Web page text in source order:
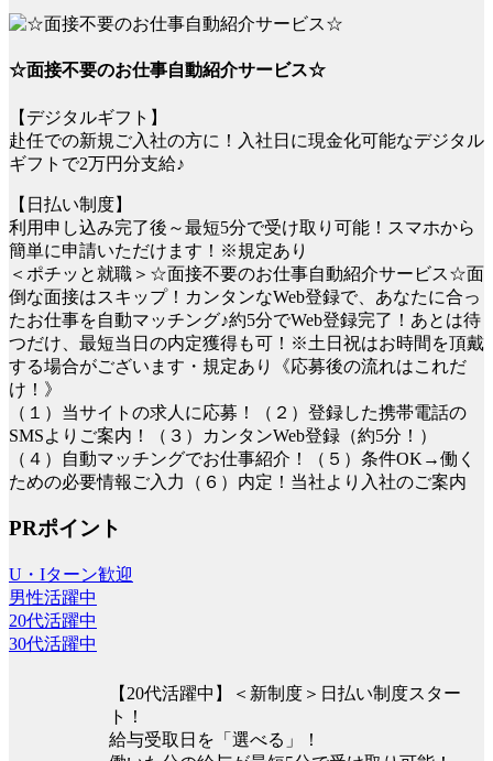
☆面接不要のお仕事自動紹介サービス☆
【デジタルギフト】
赴任での新規ご入社の方に！入社日に現金化可能なデジタル
ギフトで2万円分支給♪
【日払い制度】
利用申し込み完了後～最短5分で受け取り可能！スマホから
簡単に申請いただけます！※規定あり
＜ポチッと就職＞☆面接不要のお仕事自動紹介サービス☆面
倒な面接はスキップ！カンタンなWeb登録で、あなたに合っ
たお仕事を自動マッチング♪約5分でWeb登録完了！あとは待
つだけ、最短当日の内定獲得も可！※土日祝はお時間を頂戴
する場合がございます・規定あり《応募後の流れはこれだ
け！》
（１）当サイトの求人に応募！（２）登録した携帯電話の
SMSよりご案内！（３）カンタンWeb登録（約5分！）
（４）自動マッチングでお仕事紹介！（５）条件OK→働く
ための必要情報ご入力（６）内定！当社より入社のご案内
PRポイント
U・Iターン歓迎
男性活躍中
20代活躍中
30代活躍中
【20代活躍中】＜新制度＞日払い制度スター
ト！
給与受取日を「選べる」！